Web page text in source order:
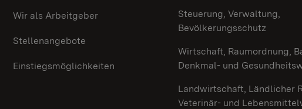
Wir als Arbeitgeber
Stellenangebote
Einstiegsmöglichkeiten
Steuerung, Verwaltung,
Bevölkerungsschutz
Wirtschaft, Raumordnung,
Denkmal- und
Landwirtschaft, Ländlicher
Veterinär- und